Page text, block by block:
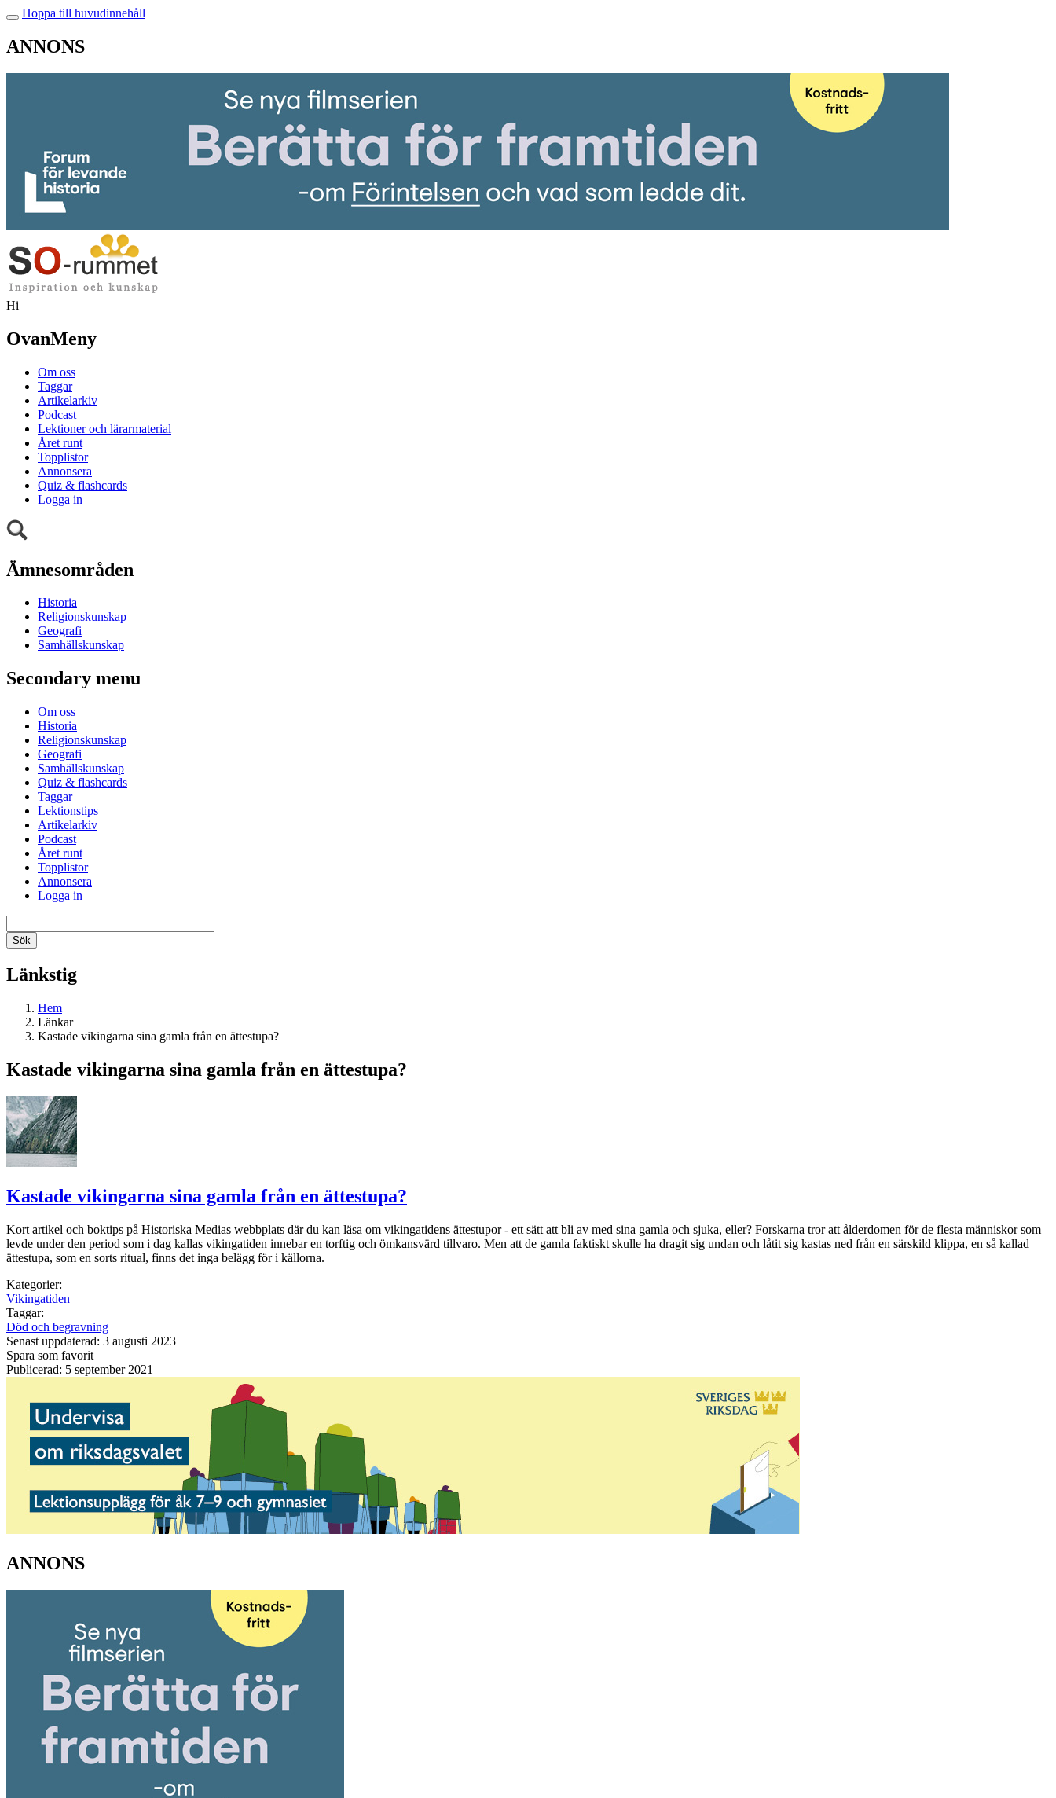
Hoppa till huvudinnehåll
ANNONS
Hi
OvanMeny
Om oss
Taggar
Artikelarkiv
Podcast
Lektioner och lärarmaterial
Året runt
Topplistor
Annonsera
Quiz & flashcards
Logga in
Ämnesområden
Historia
Religionskunskap
Geografi
Samhällskunskap
Secondary menu
Om oss
Historia
Religionskunskap
Geografi
Samhällskunskap
Quiz & flashcards
Taggar
Lektionstips
Artikelarkiv
Podcast
Året runt
Topplistor
Annonsera
Logga in
Länkstig
Hem
Länkar
Kastade vikingarna sina gamla från en ättestupa?
Kastade vikingarna sina gamla från en ättestupa?
Kastade vikingarna sina gamla från en ättestupa?
Kort artikel och boktips på Historiska Medias webbplats där du kan läsa om vikingatidens ättestupor - ett sätt att bli av med sina gamla och sjuka, eller? Forskarna tror att ålderdomen för de flesta människor som
levde under den period som i dag kallas vikingatiden innebar en torftig och ömkansvärd tillvaro. Men att de gamla faktiskt skulle ha dragit sig undan och låtit sig kastas ned från en särskild klippa, en så kallad
ättestupa, som en sorts ritual, finns det inga belägg för i källorna.
Kategorier:
Vikingatiden
Taggar:
Död och begravning
Senast uppdaterad: 3 augusti 2023
Spara som favorit
Publicerad: 5 september 2021
ANNONS